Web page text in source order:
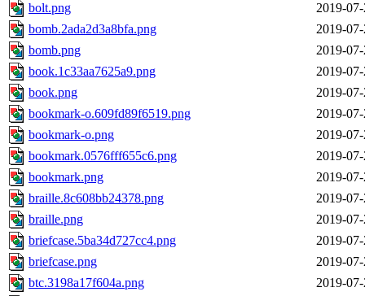
bolt.png
2019-
bomb.2ada2d3a8bfa.png
2019-
bomb.png
2019-
book.1c33aa7625a9.png
2019-
book.png
2019-
bookmark-o.609fd89f6519.png
2019-
bookmark-o.png
2019-
bookmark.0576fff655c6.png
2019-
bookmark.png
2019-
braille.8c608bb24378.png
2019-
braille.png
2019-
briefcase.5ba34d727cc4.png
2019-
briefcase.png
2019-
btc.3198a17f604a.png
2019-